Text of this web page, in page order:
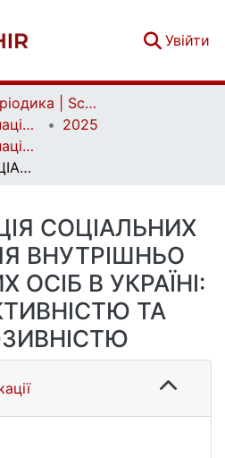
Увійти
Наукова періодика | Scientific periodicals
Вісник Київського національного університету імені Тараса Шевченка. Соціальна робота | Bulletin of Taras Shevchenko National University of Kyiv. Social work
2025
Вісник Київського національного університету імені Тараса Шевченка. Соціальна робота. Вип. 1 (11)
ЦИФРОВІЗАЦІЯ СОЦІАЛЬНИХ ПОСЛУГ ДЛЯ ВНУТРІШНЬО ПЕРЕМІЩЕНИХ ОСІБ В УКРАЇНІ: МІЖ ЕФЕКТИВНІСТЮ ТА ІНКЛЮЗИВНІСТЮ
СОЦІАЛЬНИХ
ВНУТРІШНЬО
ОСІБ В УКРАЇНІ:
ТА